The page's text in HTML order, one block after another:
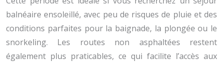
balnéaire ensoleillé, avec peu de risques de pluie et des
conditions parfaites pour la baignade, la plongée ou le
snorkeling. Les routes non asphaltées restent
également plus praticables, ce qui facilite l’accès aux